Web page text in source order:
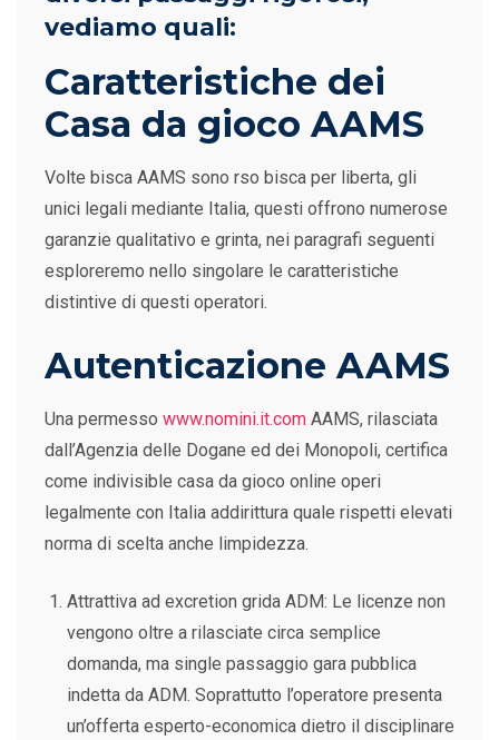
vediamo quali:
Caratteristiche dei
Casa da gioco AAMS
Volte bisca AAMS sono rso bisca per liberta, gli
unici legali mediante Italia, questi offrono numerose
garanzie qualitativo e grinta, nei paragrafi seguenti
esploreremo nello singolare le caratteristiche
distintive di questi operatori.
Autenticazione AAMS
Una permesso www.nomini.it.com AAMS, rilasciata
dall’Agenzia delle Dogane ed dei Monopoli, certifica
come indivisible casa da gioco online operi
legalmente con Italia addirittura quale rispetti elevati
norma di scelta anche limpidezza.
Attrattiva ad excretion grida ADM: Le licenze non
vengono oltre a rilasciate circa semplice
domanda, ma single passaggio gara pubblica
indetta da ADM. Soprattutto l’operatore presenta
un’offerta esperto-economica dietro il disciplinare